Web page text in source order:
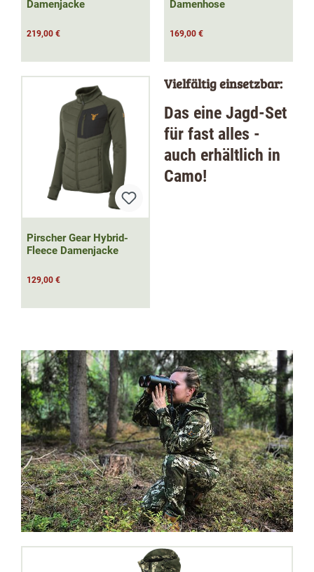
Damenjacke
219,00 €
Damenhose
169,00 €
Pirscher Gear Hybrid-
Fleece Damenjacke
129,00 €
Vielfältig einsetzbar:
Das eine Jagd-Set
für fast alles -
auch erhältlich in
Camo!
Produktgalerie überspringen